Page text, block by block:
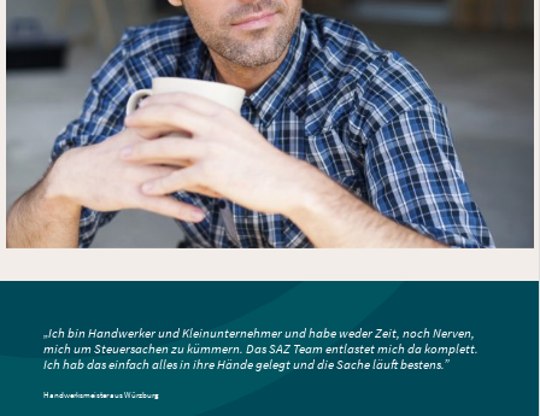
„Ich bin Handwerker und Kleinunternehmer und habe weder Zeit, noch Nerven,
mich um Steuersachen zu kümmern. Das SAZ Team entlastet mich da komplett.
Ich hab das einfach alles in ihre Hände gelegt und die Sache läuft bestens.”
Handwerksmeister aus Würzburg